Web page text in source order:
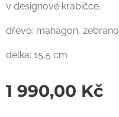
v designové krabičce.
dřevo: mahagon, zebrano
délka: 15,5 cm
1 990,00 Kč